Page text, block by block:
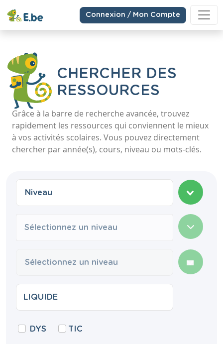
Connexion / Mon Compte
CHERCHER DES
RESSOURCES
Grâce à la barre de recherche avancée, trouvez
rapidement les ressources qui conviennent le mieux
à vos activités scolaires. Vous pouvez directement
chercher par année(s), cours, niveau ou mots-clés.
Sélectionnez un niveau
DYS TIC